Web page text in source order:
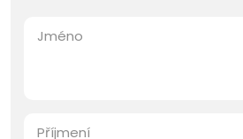
Jméno
Příjmení